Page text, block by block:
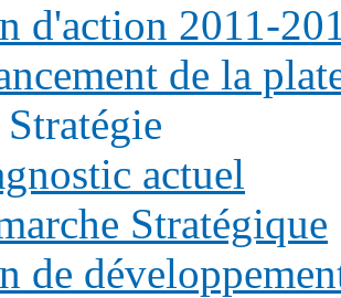
d'action 2011-
de la
actuel
Stratégique
de